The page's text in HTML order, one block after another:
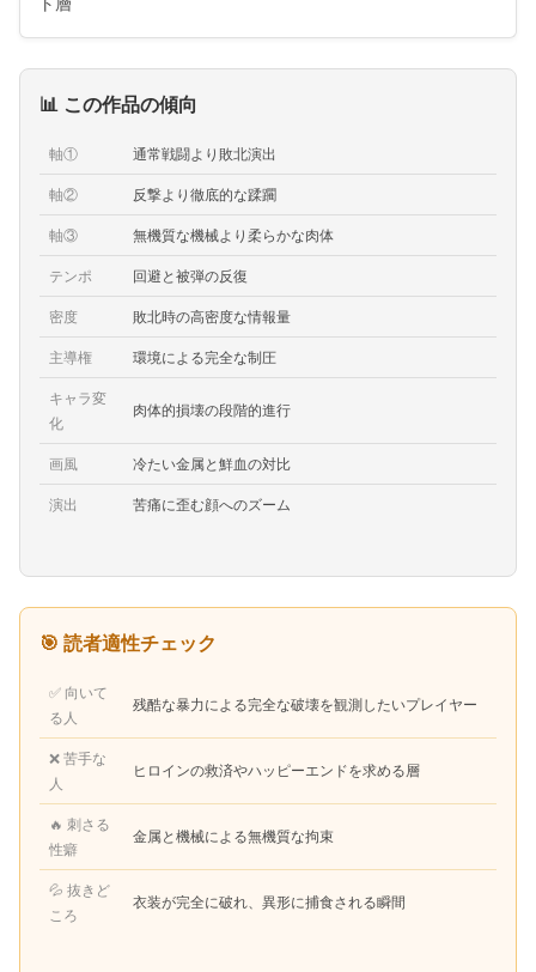
📊 この作品の傾向
軸① 通常戦闘より敗北演出
軸② 反撃より徹底的な蹂躙
軸③ 無機質な機械より柔らかな肉体
テンポ 回避と被弾の反復
密度 敗北時の高密度な情報量
主導権 環境による完全な制圧
キャラ変
化
肉体的損壊の段階的進行
画風 冷たい金属と鮮血の対比
演出 苦痛に歪む顔へのズーム
🎯 読者適性チェック
✅ 向いて
る人
残酷な暴力による完全な破壊を観測したいプレイヤー
❌ 苦手な
人
ヒロインの救済やハッピーエンドを求める層
🔥 刺さる
性癖
金属と機械による無機質な拘束
💦 抜きど
ころ
衣装が完全に破れ、異形に捕食される瞬間